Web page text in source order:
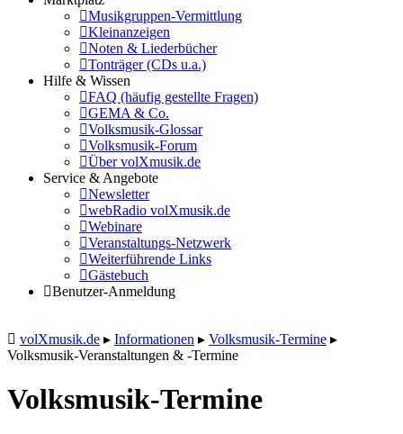
Musikgruppen-Vermittlung
Kleinanzeigen
Noten & Liederbücher
Tonträger (CDs u.a.)
Hilfe & Wissen
FAQ (häufig gestellte Fragen)
GEMA & Co.
Volksmusik-Glossar
Volksmusik-Forum
Über volXmusik.de
Service & Angebote
Newsletter
webRadio volXmusik.de
Webinare
Veranstaltungs-Netzwerk
Weiterführende Links
Gästebuch
Benutzer-Anmeldung
volXmusik.de ▸ Informationen ▸ Volksmusik-Termine ▸
Volksmusik-Veranstaltungen & -Termine
Volksmusik-Termine